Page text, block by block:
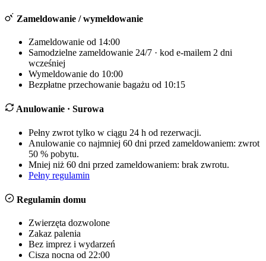
Zameldowanie / wymeldowanie
Zameldowanie od 14:00
Samodzielne zameldowanie 24/7 · kod e-mailem 2 dni
wcześniej
Wymeldowanie do 10:00
Bezpłatne przechowanie bagażu od 10:15
Anulowanie · Surowa
Pełny zwrot tylko w ciągu 24 h od rezerwacji.
Anulowanie co najmniej 60 dni przed zameldowaniem: zwrot
50 % pobytu.
Mniej niż 60 dni przed zameldowaniem: brak zwrotu.
Pełny regulamin
Regulamin domu
Zwierzęta dozwolone
Zakaz palenia
Bez imprez i wydarzeń
Cisza nocna od 22:00